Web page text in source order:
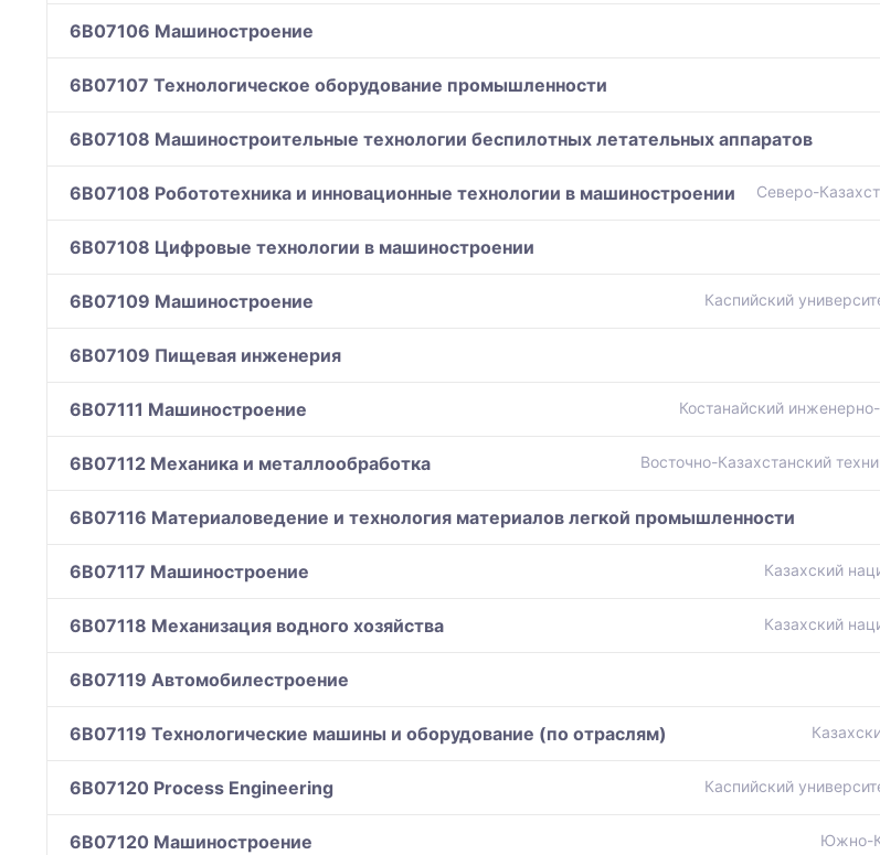
6B07106 Машиностроение
6B07107 Технологическое оборудование промышленности
6B07108 Машиностроительные технологии беспилотных летательных аппаратов
6B07108 Робототехника и инновационные технологии в машиностроении Северо-
6B07108 Цифровые технологии в машиностроении
6B07109 Машиностроение Каспийский
6B07109 Пищевая инженерия
6B07111 Машиностроение Костанайский
6B07112 Механика и металлообработка Восточно-Казахстанский
6B07116 Материаловедение и технология материалов легкой промышленности
6B07117 Машиностроение Казахский
6B07118 Механизация водного хозяйства Казахский
6B07119 Автомобилестроение
6B07119 Технологические машины и оборудование (по отраслям)
6B07120 Process Engineering Каспийский
6B07120 Машиностроение Южно-